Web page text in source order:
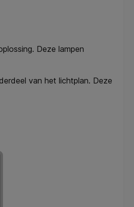
Deze lampen
van het lichtplan. Deze